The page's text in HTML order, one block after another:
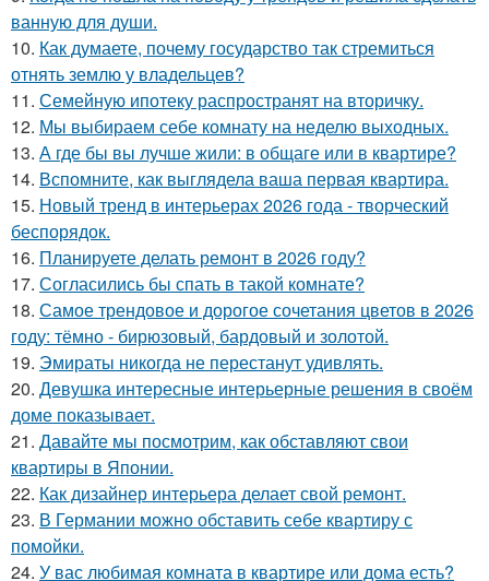
ванную для души.
10. Как думаете, почему государство так стремиться
отнять землю у владельцев?
11. Семейную ипотеку распространят на вторичку.
12. Мы выбираем себе комнату на неделю выходных.
13. А где бы вы лучше жили: в общаге или в квартире?
14. Вспомните, как выглядела ваша первая квартира.
15. Новый тренд в интерьерах 2026 года - творческий
беспорядок.
16. Планируете делать ремонт в 2026 году?
17. Согласились бы спать в такой комнате?
18. Самое трендовое и дорогое сочетания цветов в 2026
году: тёмно - бирюзовый, бардовый и золотой.
19. Эмираты никогда не перестанут удивлять.
20. Девушка интересные интерьерные решения в своём
доме показывает.
21. Давайте мы посмотрим, как обставляют свои
квартиры в Японии.
22. Как дизайнер интерьера делает свой ремонт.
23. В Германии можно обставить себе квартиру с
помойки.
24. У вас любимая комната в квартире или дома есть?